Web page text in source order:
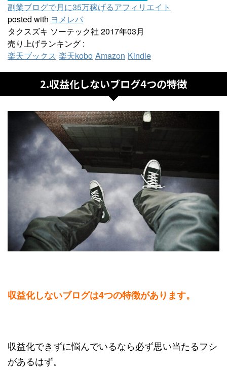
副業ブログで月に35万稼げるアフィリエイト
posted with ヨメレバ
タクスズキ ソーテック社 2017年03月
売り上げランキング :
楽天ブックス 楽天kobo Amazon Kindle
2.収益化しないブログ4つの特徴
収益化しないブログは4つの特徴があります。
収益化できずに悩んでいるなら必ず思い当たるフシ
があるはず。